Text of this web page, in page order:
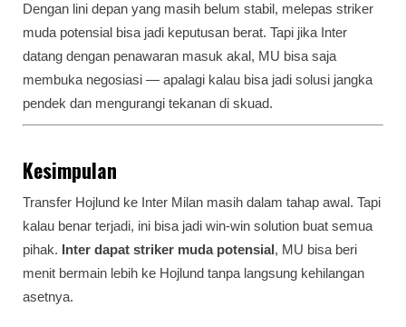
Dengan lini depan yang masih belum stabil, melepas striker
muda potensial bisa jadi keputusan berat. Tapi jika Inter
datang dengan penawaran masuk akal, MU bisa saja
membuka negosiasi — apalagi kalau bisa jadi solusi jangka
pendek dan mengurangi tekanan di skuad.
Kesimpulan
Transfer Hojlund ke Inter Milan masih dalam tahap awal. Tapi
kalau benar terjadi, ini bisa jadi win-win solution buat semua
pihak. Inter dapat striker muda potensial, MU bisa beri
menit bermain lebih ke Hojlund tanpa langsung kehilangan
asetnya.